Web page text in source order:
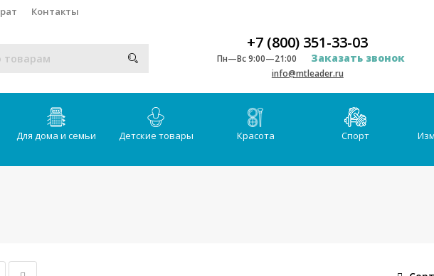
Контакты
+7 (800) 351-33-03
Пн—Вс 9:00—21:00 Заказать звонок
info@mtleader.ru
Для дома и семьи Детские товары Красота Спорт